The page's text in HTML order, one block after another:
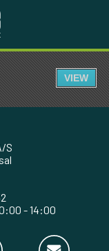
VIEW
S
- 14:00